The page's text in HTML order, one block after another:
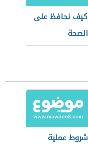
كيف نحافظ على
الصحة
شروط عملية